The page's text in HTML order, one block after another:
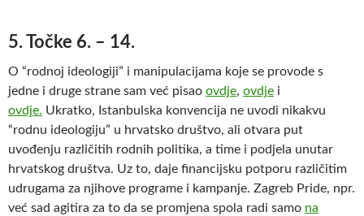
5. Točke 6. – 14.
O “rodnoj ideologiji” i manipulacijama koje se provode s
jedne i druge strane sam već pisao ovdje, ovdje i
ovdje. Ukratko, Istanbulska konvencija ne uvodi nikakvu
“rodnu ideologiju” u hrvatsko društvo, ali otvara put
uvođenju različitih rodnih politika, a time i podjela unutar
hrvatskog društva. Uz to, daje financijsku potporu različitim
udrugama za njihove programe i kampanje. Zagreb Pride, npr.
već sad agitira za to da se promjena spola radi samo na